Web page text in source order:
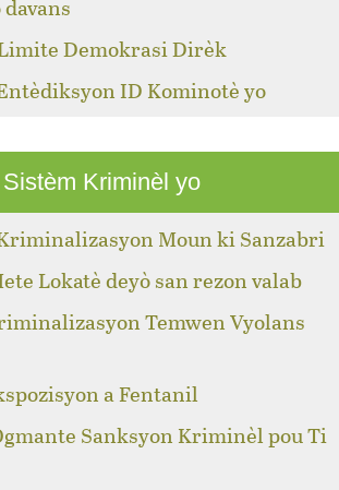
Limite Demokrasi Dirèk
ID Kominotè yo
Kriminèl yo
Kriminalizasyon Moun ki Sanzabri
Lokatè deyò san rezon valab
Temwen Vyolans
a Fentanil
Sanksyon Kriminèl pou Ti